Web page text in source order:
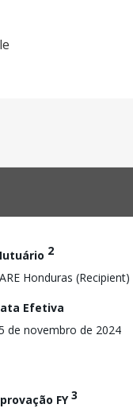
2
Honduras (Recipient)
Efetiva
de novembro de 2024
FY3